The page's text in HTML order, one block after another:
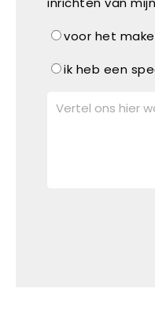
voor het
ik heb een